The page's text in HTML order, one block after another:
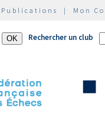
Publications | Mon
Rechercher un club